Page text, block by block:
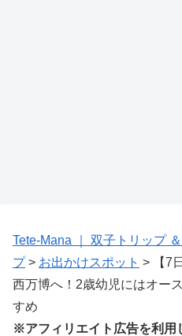
Tete-Mana ｜ 双子トリップ
プ> お出かけスポット >
【7
西万博へ！2歳幼児にはオー
すめ
※アフィリエイト広告を利用